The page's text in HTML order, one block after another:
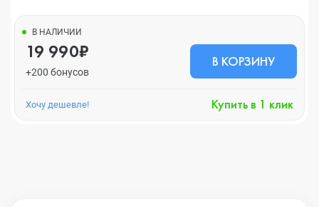
В НАЛИЧИИ
19 990₽
+200 бонусов
В КОРЗИНУ
Хочу дешевле! Купить в 1 клик